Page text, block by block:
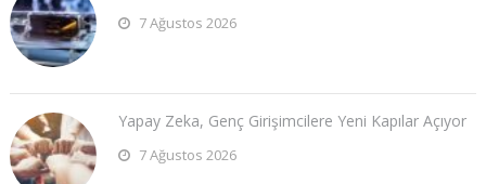
7 Ağustos 2026
Yapay Zeka, Genç Girişimcilere Yeni Kapılar Açıyor
7 Ağustos 2026